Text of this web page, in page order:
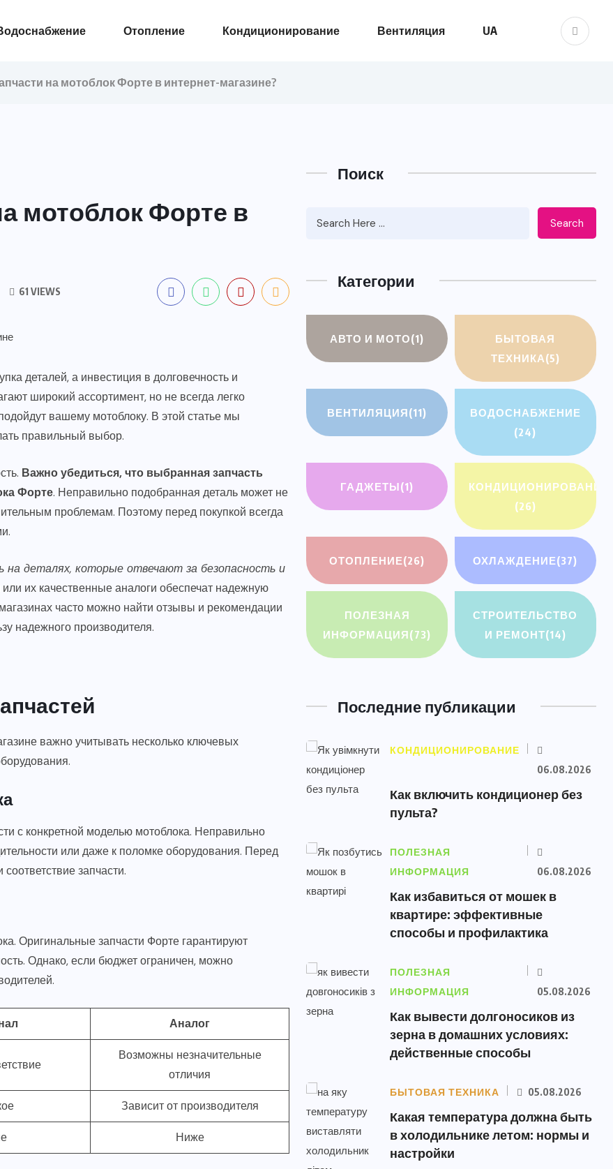
Отопление Кондиционирование Вентиляция UA
на мотоблок Форте в интернет-магазине?
мотоблок Форте в
61 VIEWS
деталей, а инвестиция в долговечность и
широкий ассортимент, но не всегда легко
вашему мотоблоку. В этой статье мы
правильный выбор.
Важно убедиться, что выбранная запчасть
Форте. Неправильно подобранная деталь может не
проблемам. Поэтому перед покупкой всегда
деталях, которые отвечают за безопасность и
их качественные аналоги обеспечат надежную
часто можно найти отзывы и рекомендации
надежного производителя.
важно учитывать несколько ключевых
с конкретной моделью мотоблока. Неправильно
или даже к поломке оборудования. Перед
запчасти.
Оригинальные запчасти Форте гарантируют
Однако, если бюджет ограничен, можно
Аналог
Возможны незначительные
отличия
Зависит от производителя
Ниже
Поиск
Search
Категории
АВТО И МОТО(1)
БЫТОВАЯ
ТЕХНИКА(5)
ВЕНТИЛЯЦИЯ(11)
ВОДОСНАБЖЕНИЕ
(24)
ГАДЖЕТЫ(1)
КОНДИЦИОНИРОВАНИЕ
(26)
ОТОПЛЕНИЕ(26) ОХЛАЖДЕНИЕ(37)
ПОЛЕЗНАЯ
ИНФОРМАЦИЯ(73)
СТРОИТЕЛЬСТВО
И РЕМОНТ(14)
Последние публикации
КОНДИЦИОНИРОВАНИЕ
06.08.2026
Как включить кондиционер без
пульта?
ПОЛЕЗНАЯ
ИНФОРМАЦИЯ
06.08.2026
Как избавиться от мошек в
квартире: эффективные
способы и профилактика
ПОЛЕЗНАЯ
ИНФОРМАЦИЯ
05.08.2026
Как вывести долгоносиков из
зерна в домашних условиях:
действенные способы
БЫТОВАЯ ТЕХНИКА 05.08.2026
Какая температура должна быть
в холодильнике летом: нормы и
настройки